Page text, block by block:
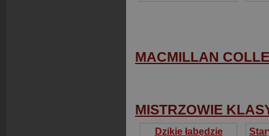
MACMILLAN
MISTRZOWIE
Dzikie łabędzie